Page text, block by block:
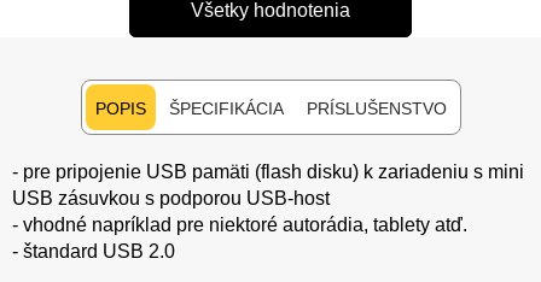
Všetky hodnotenia
POPIS ŠPECIFIKÁCIA PRÍSLUŠENSTVO
- pre pripojenie USB pamäti (flash disku) k zariadeniu s mini
USB zásuvkou s podporou USB-host
- vhodné napríklad pre niektoré autorádia, tablety atď.
- štandard USB 2.0